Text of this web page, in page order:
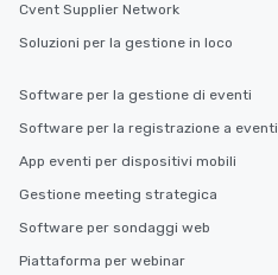
Cvent Supplier Network
Soluzioni per la gestione in loco
Software per la gestione di eventi
Software per la registrazione a eventi
App eventi per dispositivi mobili
Gestione meeting strategica
Software per sondaggi web
Piattaforma per webinar